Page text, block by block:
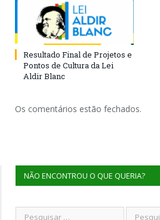
Resultado Final de Projetos e
Pontos de Cultura da Lei
Aldir Blanc
Os comentários estão fechados.
NÃO ENCONTROU O QUE QUERIA?